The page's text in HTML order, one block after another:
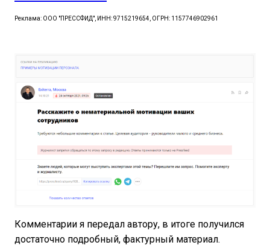
Реклама: ООО "ПРЕССФИД", ИНН: 9715219654, ОГРН: 1157746902961
Комментарии я передал автору, в итоге получился
достаточно подробный, фактурный материал.